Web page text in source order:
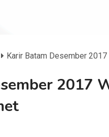
Karir Batam Desember
2017